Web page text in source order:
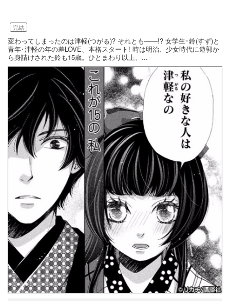
完結
変わってしまったのは津軽(つがる)? それとも――!? 女学生･鈴(すず)と
青年･津軽の年の差LOVE、本格スタート! 時は明治、少女時代に遊郭か
ら身請けされた鈴も15歳。ひとまわり以上、...